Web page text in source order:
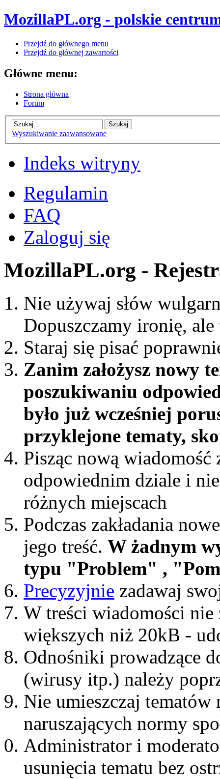
MozillaPL.org - polskie
Przejdź do głównego menu
Przejdź do głównej zawartości
Główne menu:
Strona główna
Forum
Wyszukiwanie zaawansowane
Indeks witryny
Regulamin
FAQ
Zaloguj się
MozillaPL.org -
Nie używaj słów
Dopuszczamy ironię,
Staraj się pisać
Zanim założysz nowy
poszukiwaniu
było już wcześniej
przyklejone tematy,
Pisząc nową wiadomość
odpowiednim dziale i
różnych miejscach
Podczas zakładania
jego treść. W żadnym
typu "Problem" ,
Precyzyjnie zadawaj
W treści wiadomości
większych niż 20kB -
Odnośniki prowadzące
(wirusy itp.) należy
Nie umieszczaj
naruszających normy
Administrator i
usunięcia tematu bez